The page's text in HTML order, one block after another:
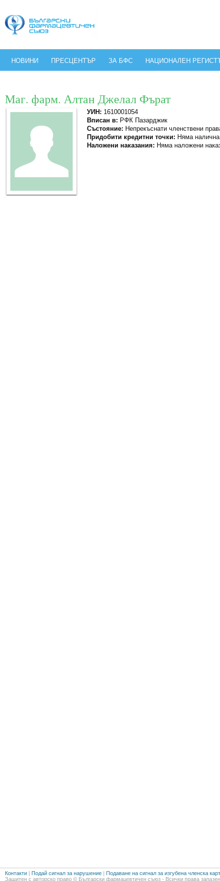
НОВИНИ ПРЕСЦЕНТЪР ЗА БФС НАЦИОНАЛЕН
Маг. фарм. Алтан Джелал Фърат
УИН: 1610001054
Вписан в: РФК Пазарджик
Състояние: Непрекъснати членствени
Придобити кредитни точки: Няма
Наложени наказания: Няма наложени
Контакти | Подай сигнал за нарушение | Подаване на сигнал за изгубена членска
Защитен с авторско право © Български фармацевтичен съюз - Всички права